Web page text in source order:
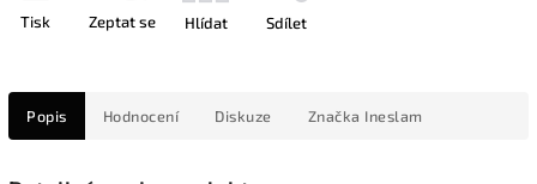
Tisk Zeptat se Hlídat Sdílet
Popis Hodnocení Diskuze Značka Ineslam